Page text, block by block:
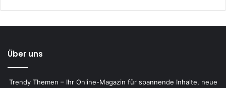
Über uns
Trendy Themen – Ihr Online-Magazin für spannende Inhalte, neue